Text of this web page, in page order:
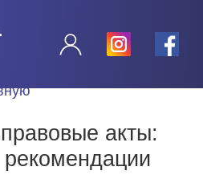
акты: